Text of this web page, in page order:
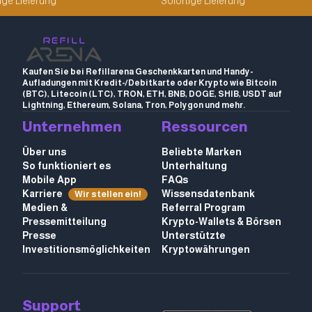
Kaufen Sie bei Refillarena Geschenkkarten und Handy-
Aufladungen mit Kredit-/Debitkarte oder Krypto wie Bitcoin
(BTC), Litecoin (LTC), TRON, ETH, BNB, DOGE, SHIB, USDT auf
Lightning, Ethereum, Solana, Tron, Polygon und mehr.
Unternehmen
Über uns
So funktioniert es
Mobile App
Karriere
Wir stellen ein!
Medien &
Pressemitteilung
Presse
Investitionsmöglichkeiten
Ressourcen
Beliebte Marken
Unterhaltung
FAQs
Wissensdatenbank
Referral Program
Krypto-Wallets & Börsen
Unterstützte
Kryptowährungen
Support